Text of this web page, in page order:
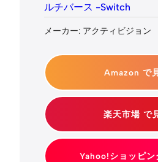
ルチバース -Switch
メーカー: アクティビジョン
Amazon で
楽天市場 で
Yahoo!ショッピン